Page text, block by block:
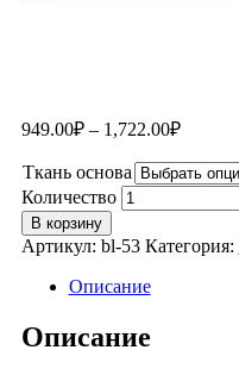
949.00₽– 1,722.00₽
Ткань основа
Количество
В корзину
Артикул: bl-53 Категория:
Описание
Описание